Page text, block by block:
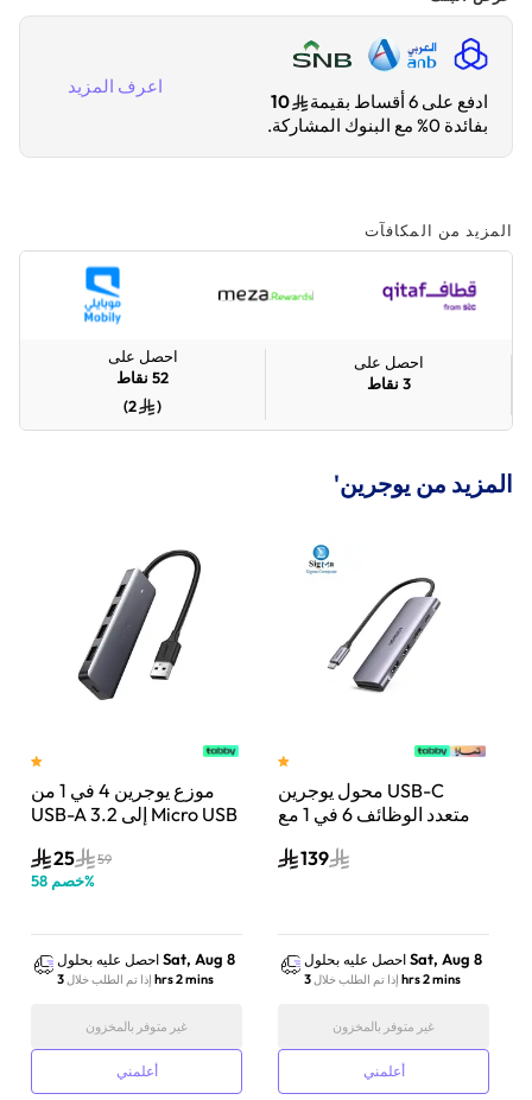
ادفع على 6 أقساط بقيمة
10
بفائدة 0% مع البنوك المشاركة.
اعرف المزيد
المزيد من المكافآت
احصل على
3 نقاط
احصل على
52 نقاط
(
2
)
المزيد من يوجرين'
موزع يوجرين 4 في 1 من
USB-A 3.2 إلى Micro USB
50985
25 59
خصم 58 %
احصل عليه بحلول Sat, Aug 8
إذا تم الطلب خلال 3 hrs 2 mins
غير متوفر بالمخزون
أعلمني
محول يوجرين USB-C
متعدد الوظائف 6 في 1 مع
CM195-70411
139
احصل عليه بحلول Sat, Aug 8
إذا تم الطلب خلال 3 hrs 2 mins
غير متوفر بالمخزون
أعلمني